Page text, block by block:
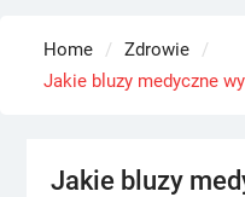
Home
Zdrowie
Jakie bluzy medyczne
Jakie bluzy